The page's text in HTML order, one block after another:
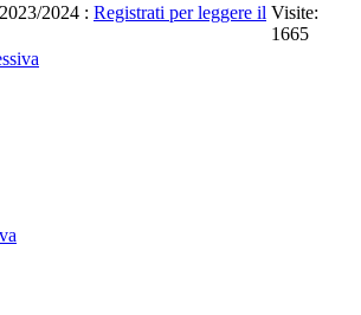
2024 : Registrati per leggere il Visite:
1665